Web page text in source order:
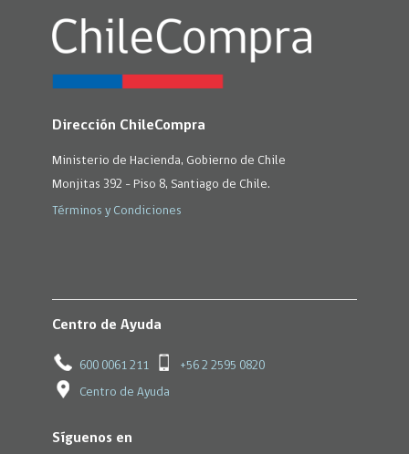
Dirección ChileCompra
Ministerio de Hacienda, Gobierno de Chile
Monjitas 392 - Piso 8, Santiago de Chile.
Términos y Condiciones
Centro de Ayuda
600 0061 211 +56 2 2595 0820
Centro de Ayuda
Síguenos en